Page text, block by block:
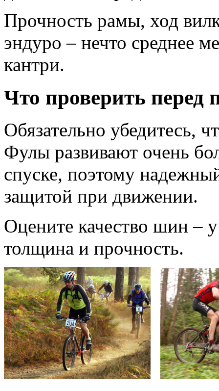
Прочность рамы, ход
эндуро – нечто среднее
кантри.
Что проверить перед
Обязательно убедитесь,
Фулы развивают очень
спуске, поэтому
защитой при движении.
Оцените качество шин –
толщина и прочность.